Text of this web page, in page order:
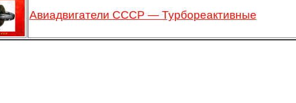
Авиадвигатели СССР — Турбореактивные